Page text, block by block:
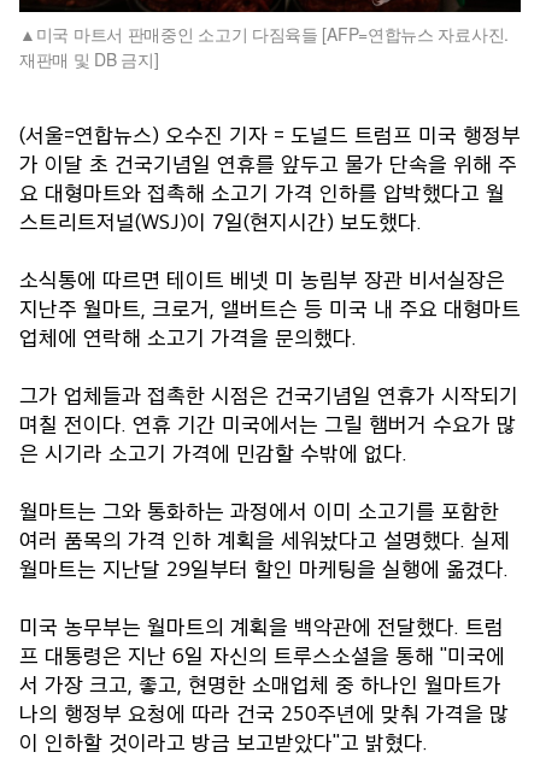
미국 마트서 판매중인 소고기 다짐육들 [AFP=연합뉴스 자료사진.
재판매 및 DB 금지]
(서울=연합뉴스) 오수진 기자 = 도널드 트럼프 미국 행정부
가 이달 초 건국기념일 연휴를 앞두고 물가 단속을 위해 주
요 대형마트와 접촉해 소고기 가격 인하를 압박했다고 월
스트리트저널(WSJ)이 7일(현지시간) 보도했다.
소식통에 따르면 테이트 베넷 미 농림부 장관 비서실장은
지난주 월마트, 크로거, 앨버트슨 등 미국 내 주요 대형마트
업체에 연락해 소고기 가격을 문의했다.
그가 업체들과 접촉한 시점은 건국기념일 연휴가 시작되기
며칠 전이다. 연휴 기간 미국에서는 그릴 햄버거 수요가 많
은 시기라 소고기 가격에 민감할 수밖에 없다.
월마트는 그와 통화하는 과정에서 이미 소고기를 포함한
여러 품목의 가격 인하 계획을 세워놨다고 설명했다. 실제
월마트는 지난달 29일부터 할인 마케팅을 실행에 옮겼다.
미국 농무부는 월마트의 계획을 백악관에 전달했다. 트럼
프 대통령은 지난 6일 자신의 트루스소셜을 통해 "미국에
서 가장 크고, 좋고, 현명한 소매업체 중 하나인 월마트가
나의 행정부 요청에 따라 건국 250주년에 맞춰 가격을 많
이 인하할 것이라고 방금 보고받았다"고 밝혔다.